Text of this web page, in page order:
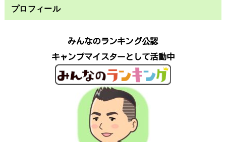
プロフィール
みんなのランキング公認
キャンプマイスターとして活動中